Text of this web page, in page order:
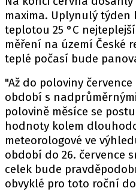
maxima. Uplynulý týden
teplotou 25 °C
měření na území České
teplé počasí bude
"Až do poloviny
období s
polovině měsíce se
hodnoty kolem
meteorologové ve
období do 26. července
celek bude
obvyklé pro toto roční